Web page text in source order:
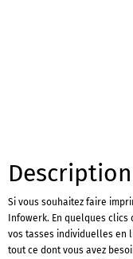
Description
Si vous souhaitez faire
Infowerk. En quelques
vos tasses individuelles en
tout ce dont vous avez